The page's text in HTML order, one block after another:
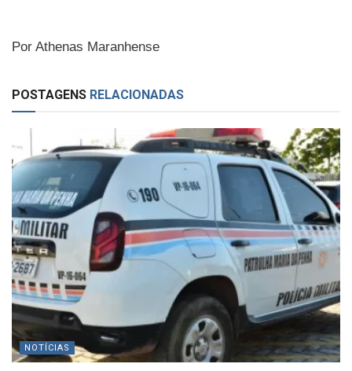
Por Athenas Maranhense
POSTAGENS RELACIONADAS
NOTÍCIAS